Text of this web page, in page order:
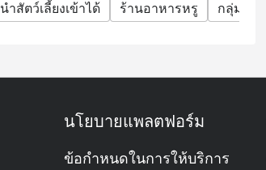
นำสัตว์เลี้ยงเข้าได้ ร้านอาหารหรู กลุ่มเพื่อน
นโยบายแพลตฟอร์ม
ข้อกำหนดในการให้บริการ